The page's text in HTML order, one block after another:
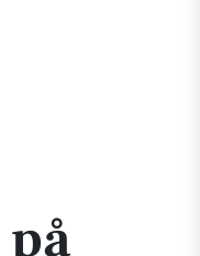
Køge stoppet af